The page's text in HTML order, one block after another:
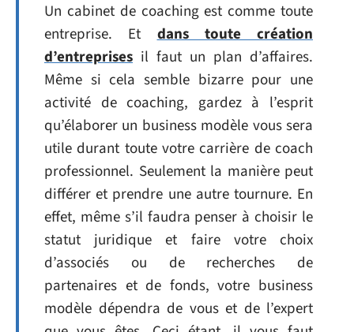
Un cabinet de coaching est comme toute
entreprise. Etdans toute création
d’entreprises il faut un plan d’affaires.
Même si cela semble bizarre pour une
activité de coaching, gardez à l’esprit
qu’élaborer un business modèle vous sera
utile durant toute votre carrière de coach
professionnel. Seulement la manière peut
différer et prendre une autre tournure. En
effet, même s’il faudra penser à choisir le
statut juridique et faire votre choix
d’associés ou de recherches de
partenaires et de fonds, votre business
modèle dépendra de vous et de l’expert